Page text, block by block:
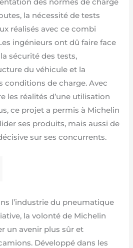
des normes de charge
la nécessité de tests
réalisés avec ce combi
ingénieurs ont dû faire face
sécurité des tests,
du véhicule et la
conditions de charge. Avec
les réalités d’une utilisation
ce projet a permis à Michelin
ses produits, mais aussi de
sur ses concurrents.
l’industrie du pneumatique
la volonté de Michelin
un avenir plus sûr et
Développé dans les